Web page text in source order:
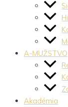
A-MUŽSTVO
Akadémia